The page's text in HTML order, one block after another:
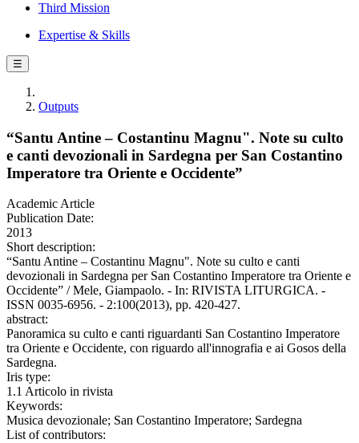
Third Mission
Expertise & Skills
☰
Outputs
“Santu Antine – Costantinu Magnu". Note su culto
e canti devozionali in Sardegna per San Costantino
Imperatore tra Oriente e Occidente”
Academic Article
Publication Date:
2013
Short description:
“Santu Antine – Costantinu Magnu". Note su culto e canti
devozionali in Sardegna per San Costantino Imperatore tra Oriente e
Occidente” / Mele, Giampaolo. - In: RIVISTA LITURGICA. -
ISSN 0035-6956. - 2:100(2013), pp. 420-427.
abstract:
Panoramica su culto e canti riguardanti San Costantino Imperatore
tra Oriente e Occidente, con riguardo all'innografia e ai Gosos della
Sardegna.
Iris type:
1.1 Articolo in rivista
Keywords:
Musica devozionale; San Costantino Imperatore; Sardegna
List of contributors: